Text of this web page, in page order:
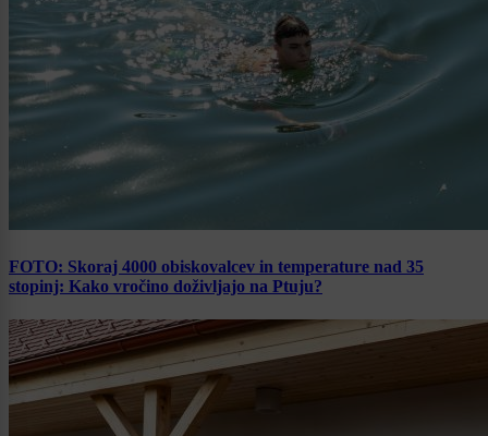
FOTO: Skoraj 4000 obiskovalcev in temperature nad 35
stopinj: Kako vročino doživljajo na Ptuju?